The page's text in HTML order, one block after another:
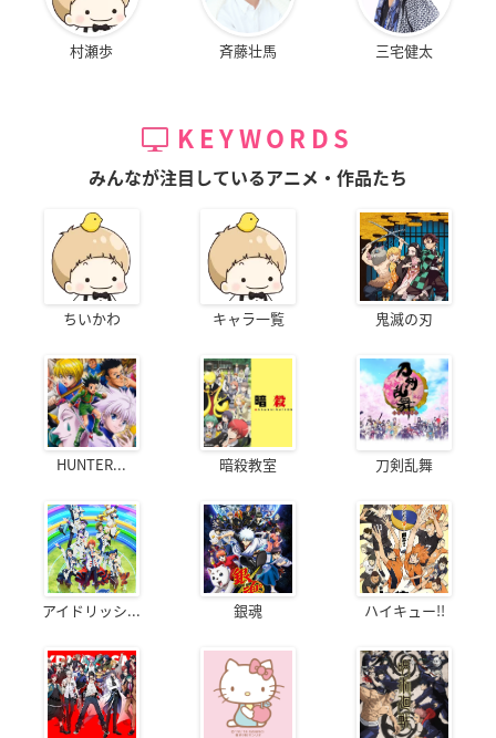
村瀬歩 斉藤壮馬 三宅健太
KEYWORDS
みんなが注目しているアニメ・作品たち
ちいかわ キャラ一覧 鬼滅の刃
HUNTER... 暗殺教室 刀剣乱舞
アイドリッシ... 銀魂 ハイキュー!!